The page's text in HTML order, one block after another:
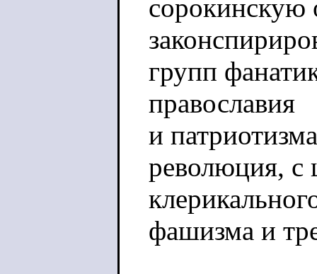
сорокинскую
групп
православия
и
революция, с
фашизма и